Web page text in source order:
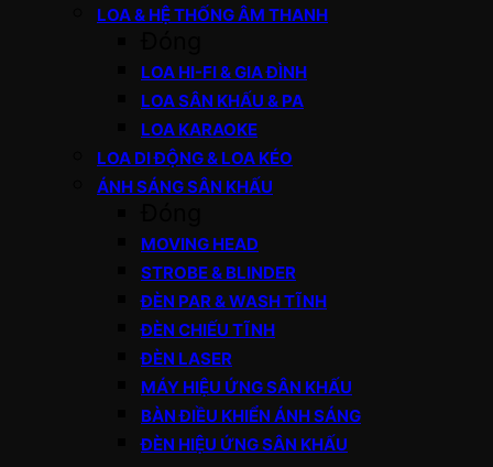
LOA & HỆ THỐNG ÂM THANH
LOA HI-FI & GIA ĐÌNH
LOA SÂN KHẤU & PA
LOA KARAOKE
LOA DI ĐỘNG & LOA KÉO
ÁNH SÁNG SÂN KHẤU
MOVING HEAD
STROBE & BLINDER
ĐÈN PAR & WASH TĨNH
ĐÈN CHIẾU TĨNH
ĐÈN LASER
MÁY HIỆU ỨNG SÂN KHẤU
BÀN ĐIỀU KHIỂN ÁNH SÁNG
ĐÈN HIỆU ỨNG SÂN KHẤU